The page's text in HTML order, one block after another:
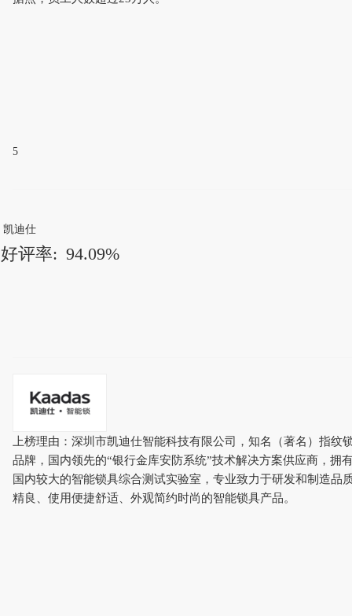
5
凯迪仕
好评率: 94.09%
上榜理由：深圳市凯迪仕智能科技有限公司，知名（著名）指纹
品牌，国内领先的“银行金库安防系统”技术解决方案供应商，拥
国内较大的智能锁具综合测试实验室，专业致力于研发和制造品
精良、使用便捷舒适、外观简约时尚的智能锁具产品。